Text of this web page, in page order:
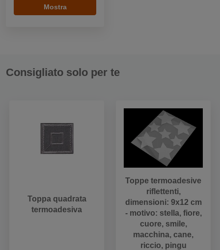
Mostra
Consigliato solo per te
Toppa quadrata
termoadesiva
Toppe termoadesive
riflettenti,
dimensioni: 9x12 cm
- motivo: stella, fiore,
cuore, smile,
macchina, cane,
riccio, pingu